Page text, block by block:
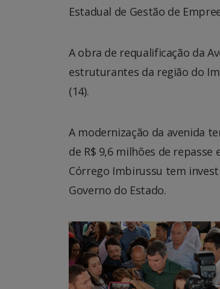
Estadual de Gestão de
A obra de requalificação da
estruturantes da região do
(14).
A modernização da avenida
de R$ 9,6 milhões de
Córrego Imbirussu tem
Governo do Estado.